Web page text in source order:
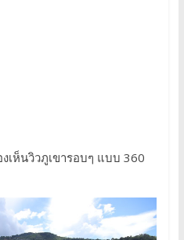
เห็นวิวภูเขารอบๆ แบบ 360